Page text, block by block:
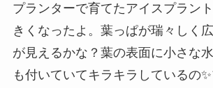
プランターで育てたアイスプラン
きくなったよ。葉っぱが瑞々しく
が見えるかな？葉の表面に小さな
も付いていてキラキラしているの